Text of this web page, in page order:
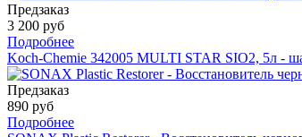
Предзаказ
3 200 руб
Подробнее
Koch-Chemie 342005 MULTI STAR SIO2, 5л -
Предзаказ
890 руб
Подробнее